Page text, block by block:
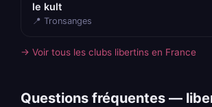
le kult
📍 Tronsanges
→ Voir tous les clubs libertins en France
Questions fréquentes —